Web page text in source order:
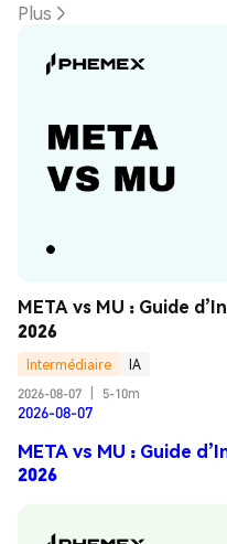
Plus
META vs MU : Guide
2026
Intermédiaire
IA
2026-08-07
5-10m
2026-08-07
META vs MU : Guide
2026